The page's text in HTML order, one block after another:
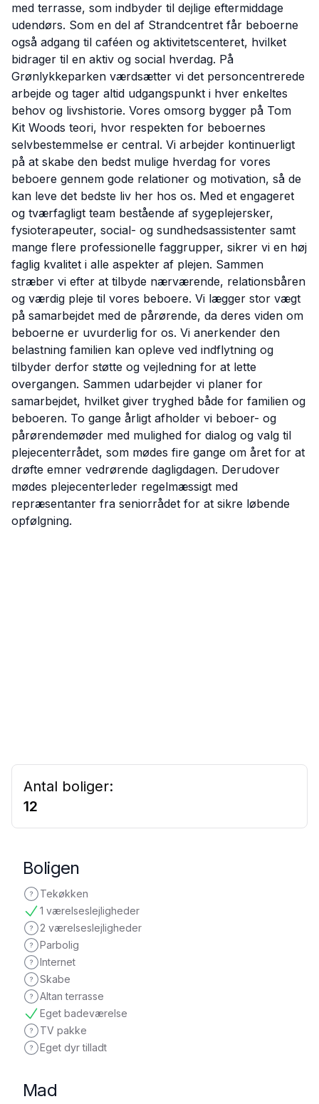
med terrasse, som indbyder til dejlige eftermiddage
udendørs. Som en del af Strandcentret får beboerne
også adgang til caféen og aktivitetscenteret, hvilket
bidrager til en aktiv og social hverdag. På
Grønlykkeparken værdsætter vi det personcentrerede
arbejde og tager altid udgangspunkt i hver enkeltes
behov og livshistorie. Vores omsorg bygger på Tom
Kit Woods teori, hvor respekten for beboernes
selvbestemmelse er central. Vi arbejder kontinuerligt
på at skabe den bedst mulige hverdag for vores
beboere gennem gode relationer og motivation, så de
kan leve det bedste liv her hos os. Med et engageret
og tværfagligt team bestående af sygeplejersker,
fysioterapeuter, social- og sundhedsassistenter samt
mange flere professionelle faggrupper, sikrer vi en høj
faglig kvalitet i alle aspekter af plejen. Sammen
stræber vi efter at tilbyde nærværende, relationsbåren
og værdig pleje til vores beboere. Vi lægger stor vægt
på samarbejdet med de pårørende, da deres viden om
beboerne er uvurderlig for os. Vi anerkender den
belastning familien kan opleve ved indflytning og
tilbyder derfor støtte og vejledning for at lette
overgangen. Sammen udarbejder vi planer for
samarbejdet, hvilket giver tryghed både for familien og
beboeren. To gange årligt afholder vi beboer- og
pårørendemøder med mulighed for dialog og valg til
plejecenterrådet, som mødes fire gange om året for at
drøfte emner vedrørende dagligdagen. Derudover
mødes plejecenterleder regelmæssigt med
repræsentanter fra seniorrådet for at sikre løbende
opfølgning.
Antal boliger:
12
Boligen
Tekøkken
ikke oplyst
1 værelseslejligheder
tilgængelig
2 værelseslejligheder
ikke oplyst
Parbolig
ikke oplyst
Internet
ikke oplyst
Skabe
ikke oplyst
Altan terrasse
ikke oplyst
Eget badeværelse
tilgængelig
TV pakke
ikke oplyst
Eget dyr tilladt
ikke oplyst
Mad